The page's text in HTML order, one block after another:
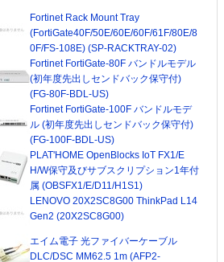
Fortinet Rack Mount Tray
(FortiGate40F/50E/60E/60F/61F/80E/8
0F/FS-108E) (SP-RACKTRAY-02)
Fortinet FortiGate-80F バンドルモデル
(初年度先出しセンドバック保守付)
(FG-80F-BDL-US)
Fortinet FortiGate-100F バンドルモデ
ル (初年度先出しセンドバック保守付)
(FG-100F-BDL-US)
PLAT'HOME OpenBlocks IoT FX1/E
H/W保守及びサブスクリプション1年付
属 (OBSFX1/E/D11/H1S1)
LENOVO 20X2SC8G00 ThinkPad L14
Gen2 (20X2SC8G00)
エイム電子 光ファイバーケーブル
DLC/DSC MM62.5 1m (AFP2-